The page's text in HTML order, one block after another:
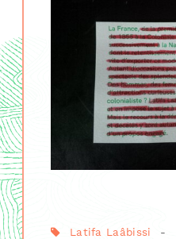
Latifa Laâbissi -